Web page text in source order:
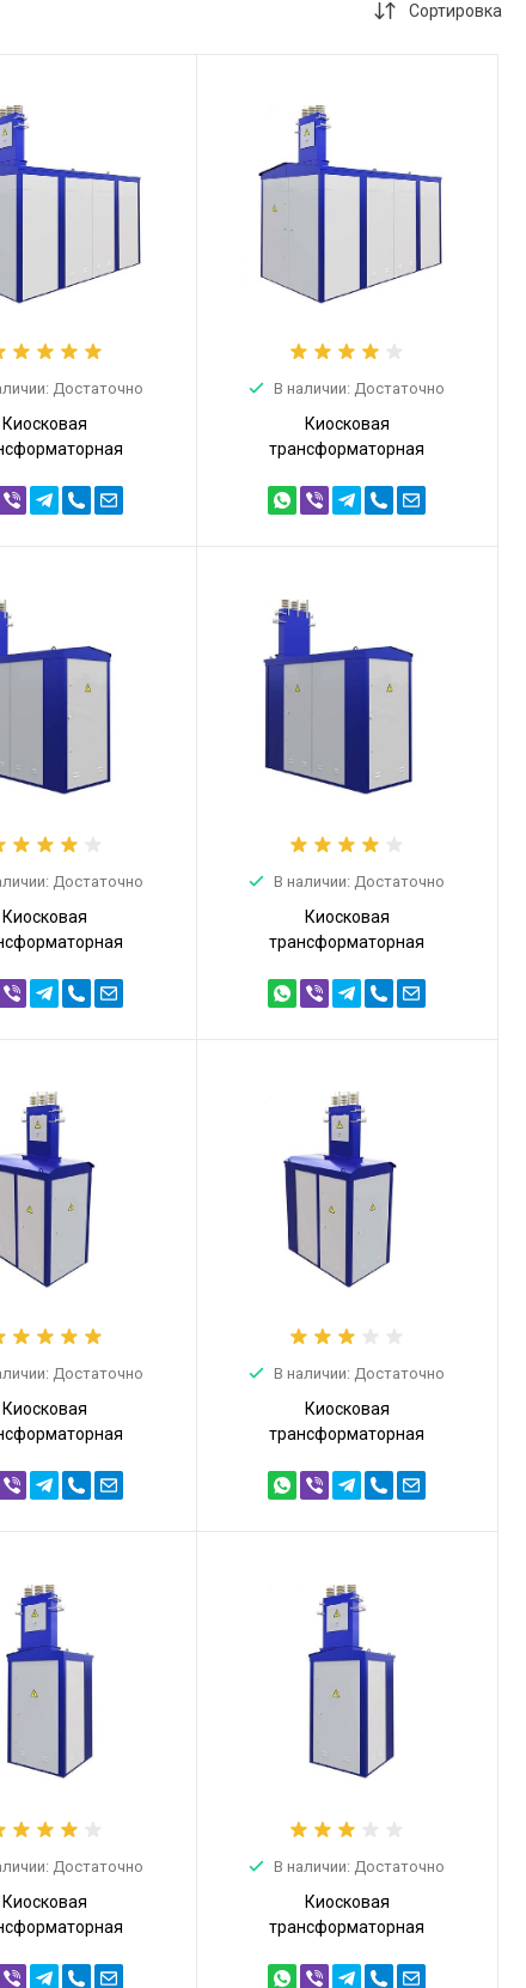
info@trans-energo.com
Курская 101, офис 1
info@trans-energo.com
Сортировка
Достаточно
Киосковая
1000/10/0,4)
В наличии: Достаточно
Киосковая
трансформаторная
6/0,4 (КТПТ-1000/6/0,4)
Достаточно
Киосковая
(КТПТ-400/10/0,4)
В наличии: Достаточно
Киосковая
трансформаторная
6/0,4 (КТПТ-400/6/0,4)
Достаточно
Киосковая
(КТПТ-160/10/0,4)
В наличии: Достаточно
Киосковая
трансформаторная
6/0,4 (КТПТ-160/6/0,4)
Достаточно
Киосковая
(КТПТ-63/10/0,4)
В наличии: Достаточно
Киосковая
трансформаторная
6/0,4 (КТПТ-63/6/0,4)